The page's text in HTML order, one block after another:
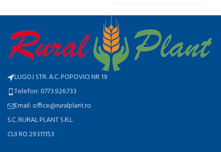
LUGOJ STR. A.C. POPOVICI NR 19
Telefon: 0773.926.733
Email: office@ruralplant.ro
S.C. RURAL PLANT S.R.L.
CUI RO 29311153